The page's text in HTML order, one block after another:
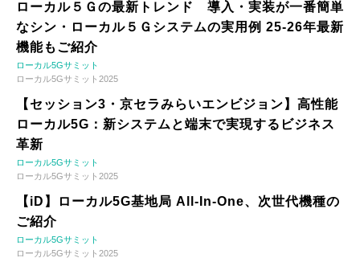
ローカル５Ｇの最新トレンド 導入・実装が一番簡単
なシン・ローカル５Ｇシステムの実用例 25-26年最新
機能もご紹介
ローカル5Gサミット
ローカル5Gサミット2025
【セッション3・京セラみらいエンビジョン】高性能
ローカル5G：新システムと端末で実現するビジネス
革新
ローカル5Gサミット
ローカル5Gサミット2025
【iD】ローカル5G基地局 All-In-One、次世代機種の
ご紹介
ローカル5Gサミット
ローカル5Gサミット2025